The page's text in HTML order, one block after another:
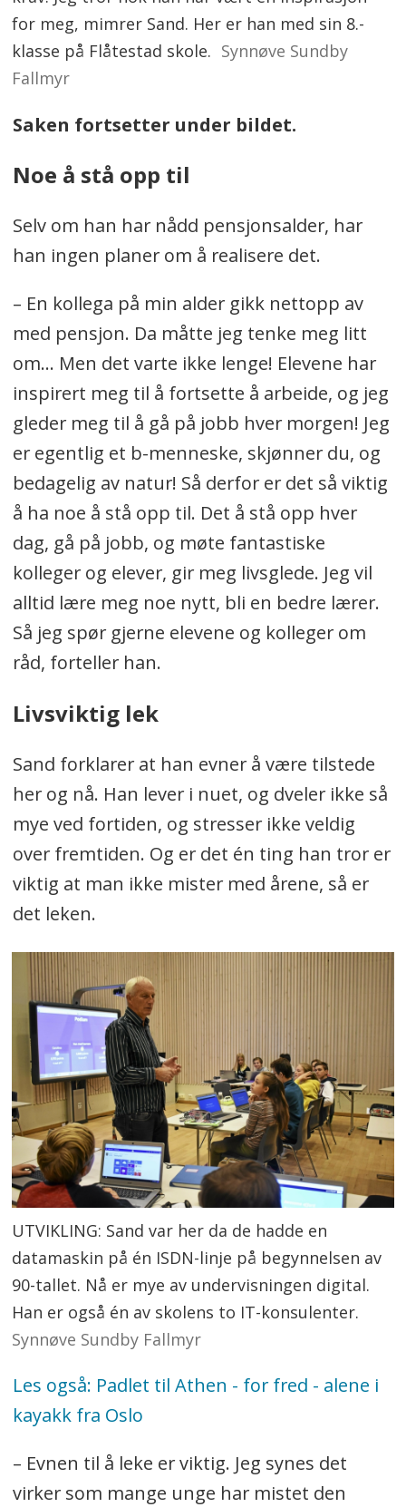
for meg, mimrer Sand. Her er han med sin 8.-
klasse på Flåtestad skole. Synnøve Sundby
Fallmyr
Saken fortsetter under bildet.
Noe å stå opp til
Selv om han har nådd pensjonsalder, har
han ingen planer om å realisere det.
– En kollega på min alder gikk nettopp av
med pensjon. Da måtte jeg tenke meg litt
om... Men det varte ikke lenge! Elevene har
inspirert meg til å fortsette å arbeide, og jeg
gleder meg til å gå på jobb hver morgen! Jeg
er egentlig et b-menneske, skjønner du, og
bedagelig av natur! Så derfor er det så viktig
å ha noe å stå opp til. Det å stå opp hver
dag, gå på jobb, og møte fantastiske
kolleger og elever, gir meg livsglede. Jeg vil
alltid lære meg noe nytt, bli en bedre lærer.
Så jeg spør gjerne elevene og kolleger om
råd, forteller han.
Livsviktig lek
Sand forklarer at han evner å være tilstede
her og nå. Han lever i nuet, og dveler ikke så
mye ved fortiden, og stresser ikke veldig
over fremtiden. Og er det én ting han tror er
viktig at man ikke mister med årene, så er
det leken.
UTVIKLING: Sand var her da de hadde en
datamaskin på én ISDN-linje på begynnelsen av
90-tallet. Nå er mye av undervisningen digital.
Han er også én av skolens to IT-konsulenter.
Synnøve Sundby Fallmyr
Les også: Padlet til Athen - for fred - alene i
kayakk fra Oslo
– Evnen til å leke er viktig. Jeg synes det
virker som mange unge har mistet den